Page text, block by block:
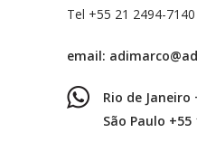
Tel +55 21 2494-
email:
Rio de Janeiro
São Paulo +55